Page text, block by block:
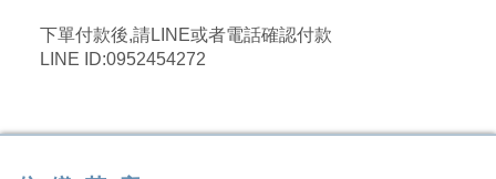
下單付款後,請LINE或者電話確認付款
LINE ID:0952454272